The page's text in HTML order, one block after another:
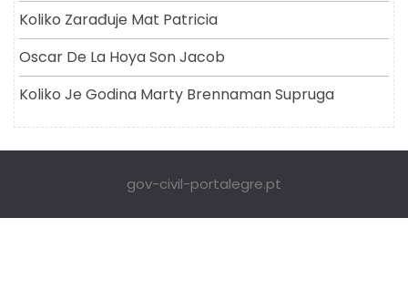
Koliko Zarađuje Mat Patricia
Oscar De La Hoya Son Jacob
Koliko Je Godina Marty Brennaman Supruga
gov-civil-portalegre.pt